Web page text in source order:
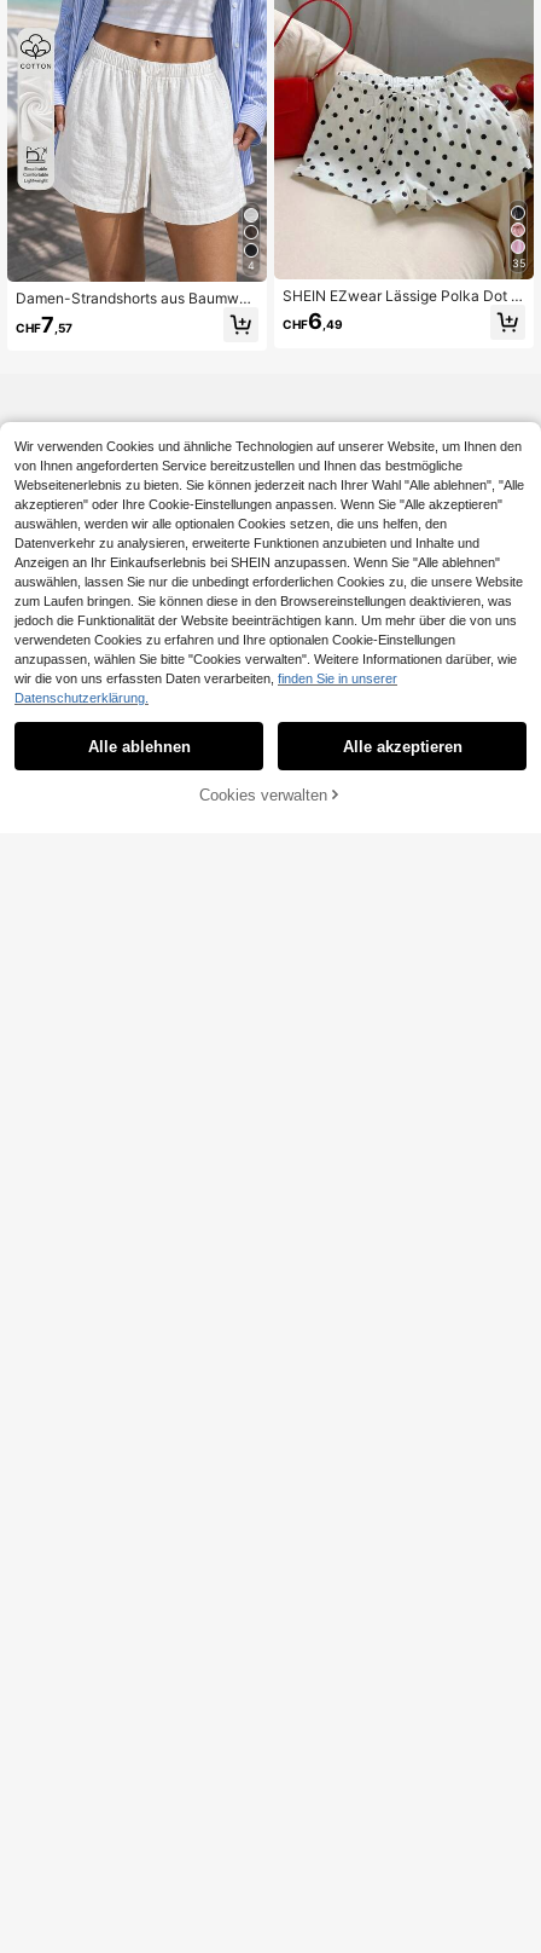
4
Damen-Strandshorts aus Baumwoll
e in weißem Leinen-Look mit Korde
lzugbund, lässig locker geschnitten,
CHF7 ,57
35
SHEIN EZwear Lässige Polka Dot S
horts für Damen, geeignet für Frühli
ng/Sommer, täglichen Weg zur Arbe
lässig, Y2K, Ausflüge, Abschluss un
d andere Anlässe
CHF6 ,49
ZUM WARENKORB HINZUFÜGEN
Wir verwenden Cookies und ähnliche Technologien auf unserer Website, um Ihnen den
von Ihnen angeforderten Service bereitzustellen und Ihnen das bestmögliche
Webseitenerlebnis zu bieten. Sie können jederzeit nach Ihrer Wahl "Alle ablehnen", "Alle
akzeptieren" oder Ihre Cookie-Einstellungen anpassen. Wenn Sie "Alle akzeptieren"
auswählen, werden wir alle optionalen Cookies setzen, die uns helfen, den
Datenverkehr zu analysieren, erweiterte Funktionen anzubieten und Inhalte und
Anzeigen an Ihr Einkaufserlebnis bei SHEIN anzupassen. Wenn Sie "Alle ablehnen"
auswählen, lassen Sie nur die unbedingt erforderlichen Cookies zu, die unsere Website
zum Laufen bringen. Sie können diese in den Browsereinstellungen deaktivieren, was
jedoch die Funktionalität der Website beeinträchtigen kann. Um mehr über die von uns
verwendeten Cookies zu erfahren und Ihre optionalen Cookie-Einstellungen
anzupassen, wählen Sie bitte "Cookies verwalten". Weitere Informationen darüber, wie
wir die von uns erfassten Daten verarbeiten, finden Sie in unserer
Datenschutzerklärung.
Alle ablehnen Alle akzeptieren
Cookies verwalten